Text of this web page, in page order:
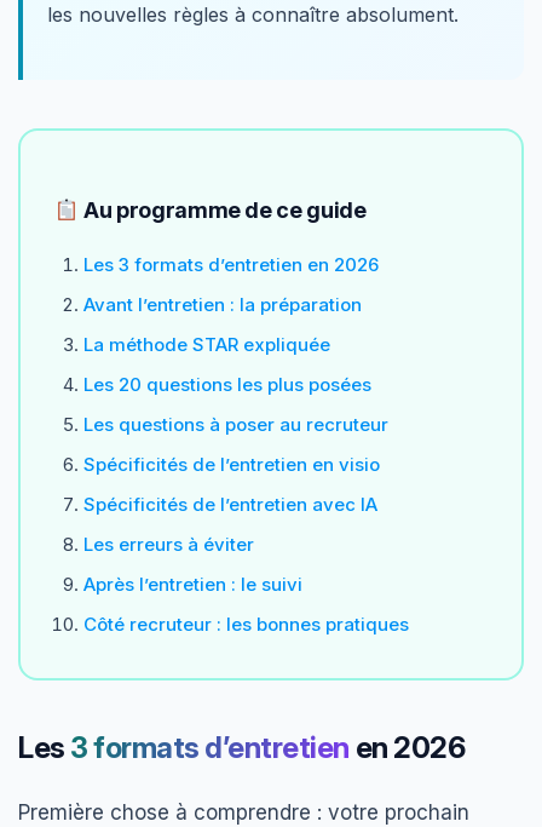
les nouvelles règles à connaître absolument.
Au programme de ce guide
Les 3 formats d’entretien en 2026
Avant l’entretien : la préparation
La méthode STAR expliquée
Les 20 questions les plus posées
Les questions à poser au recruteur
Spécificités de l’entretien en visio
Spécificités de l’entretien avec IA
Les erreurs à éviter
Après l’entretien : le suivi
Côté recruteur : les bonnes pratiques
Les 3 formats d’entretien en 2026
Première chose à comprendre : votre prochain